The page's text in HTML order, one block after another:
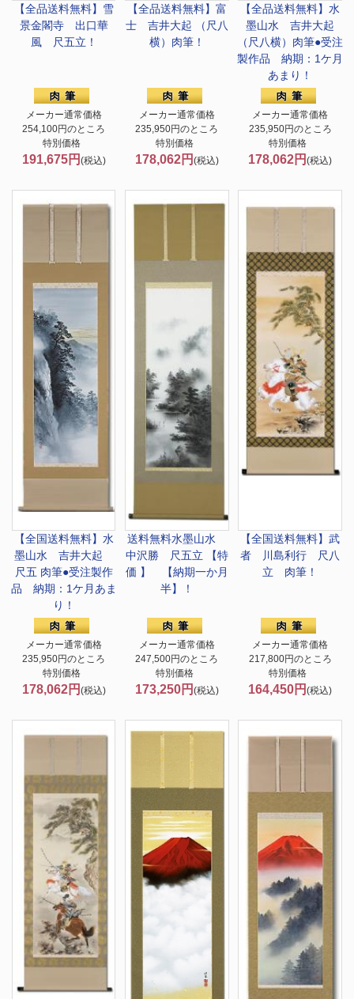
【全品送料無料】 雪
景金閣寺 出口華
風 尺五立！
メーカー通常価格
254,100円のところ
特別価格
191,675円 (税込)
【全品送料無料】 富
士 吉井大起 （尺八
横）肉筆！
メーカー通常価格
235,950円のところ
特別価格
178,062円 (税込)
【全品送料無料】水
墨山水 吉井大起
（尺八横）肉筆●受注
製作品 納期：1ケ月
あまり！
メーカー通常価格
235,950円のところ
特別価格
178,062円(税込)
【全国送料無料】 水
墨山水 吉井大起
尺五 肉筆●受注製作
品 納期：1ケ月あま
り！
メーカー通常価格
235,950円のところ
特別価格
178,062円 (税込)
送料無料水墨山水
中沢勝 尺五立 【特
価 】 【納期一か月
半】！
メーカー通常価格
247,500円のところ
特別価格
173,250円 (税込)
【全国送料無料】武
者 川島利行 尺八
立 肉筆！
メーカー通常価格
217,800円のところ
特別価格
164,450円(税込)